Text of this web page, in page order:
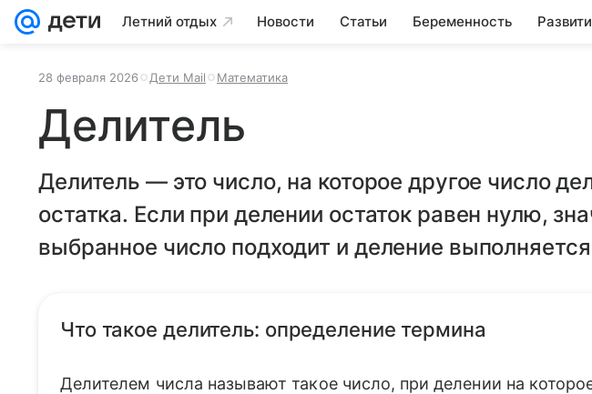
Летний отдых Новости Статьи Беременность
28 февраля 2026 Дети Mail Математика
Делитель
Делитель — это число, на которое другое число
остатка. Если при делении остаток равен нулю,
выбранное число подходит и деление
Что такое делитель: определение термина
Делителем числа называют такое число, при делении на